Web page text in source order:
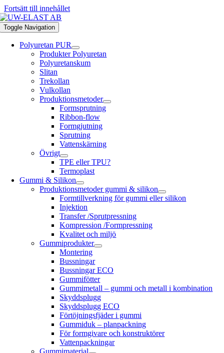
Fortsätt till innehållet
Toggle Navigation
Polyuretan PUR
Produkter Polyuretan
Polyuretanskum
Slitan
Trekollan
Vulkollan
Produktionsmetoder
Formsprutning
Ribbon-flow
Formgjutning
Sprutning
Vattenskärning
Övrigt
TPE eller TPU?
Termoplast
Gummi & Silikon
Produktionsmetoder gummi & silikon
Formtillverkning för gummi eller silikon
Injektion
Transfer /Sprutpressning
Kompression /Formpressning
Kvalitet och miljö
Gummiprodukter
Montering
Bussningar
Bussningar ECO
Gummifötter
Gummimetall – gummi och metall i kombination
Skyddsplugg
Skyddsplugg ECO
Förtöjningsfjäder i gummi
Gummiduk – planpackning
För formgivare och konstruktörer
Vattenpackningar
Gummimaterial